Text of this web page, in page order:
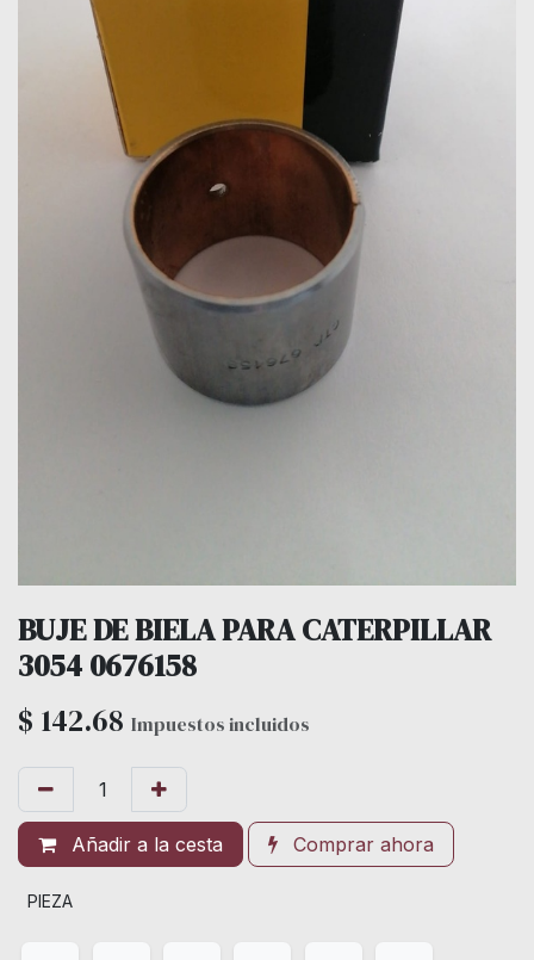
BUJE DE BIELA PARA CATERPILLAR
3054 0676158
$ 142.68 Impuestos incluidos
Añadir a la cesta Comprar ahora
PIEZA